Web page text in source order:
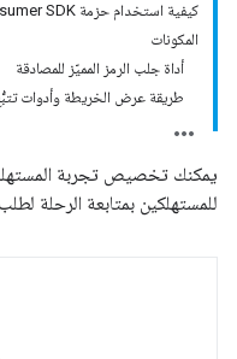
كيفية استخدام حزمة Consumer SDK
المكونات
أداة جلب الرمز المميّز للمصادقة
طريقة عرض الخريطة وأدوات
يمكنك تخصيص تجربة
للمستهلكين بمتابعة الرحلة